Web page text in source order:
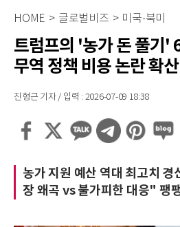
HOME > 글로벌비즈 > 미국·북미
트럼프의 '농가 돈 풀기'
무역 정책 비용 논란 확산
진형근 기자 / 입력 : 2026-07-09 18:38
농가 지원 예산 역대 최고치
장 왜곡 vs 불가피한 대응" 팽